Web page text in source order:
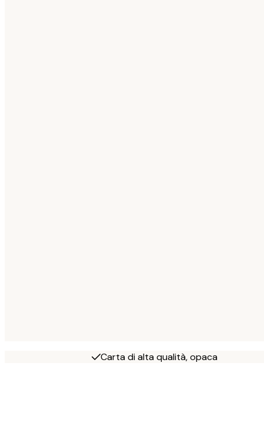
Carta di alta qualità, opaca